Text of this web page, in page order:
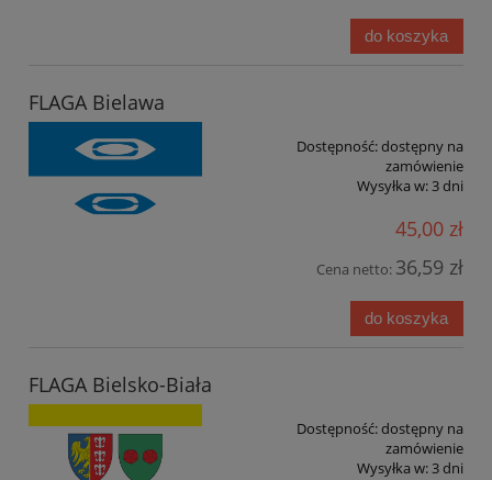
do koszyka
FLAGA Bielawa
Dostępność:dostępny na
zamówienie
Wysyłka w:3 dni
45,00 zł
Cena netto: 36,59 zł
do koszyka
FLAGA Bielsko-Biała
Dostępność:dostępny na
zamówienie
Wysyłka w:3 dni